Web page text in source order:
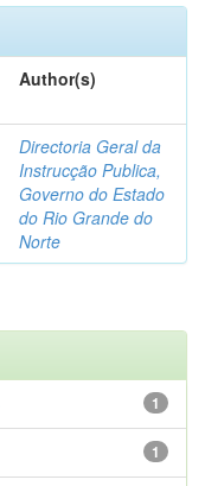
Author(s)
Directoria Geral da
Instrucção Publica,
Governo do Estado
do Rio Grande do
Norte
1
1